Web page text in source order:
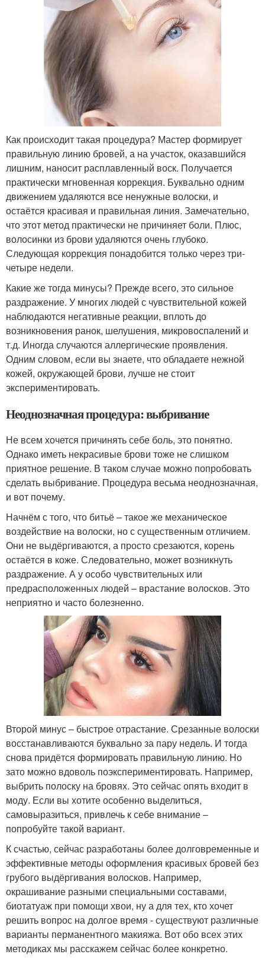
Как происходит такая процедура? Мастер формирует
правильную линию бровей, а на участок, оказавшийся
лишним, наносит расплавленный воск. Получается
практически мгновенная коррекция. Буквально одним
движением удаляются все ненужные волоски, и
остаётся красивая и правильная линия. Замечательно,
что этот метод практически не причиняет боли. Плюс,
волосинки из брови удаляются очень глубоко.
Следующая коррекция понадобится только через три-
четыре недели.
Какие же тогда минусы? Прежде всего, это сильное
раздражение. У многих людей с чувствительной кожей
наблюдаются негативные реакции, вплоть до
возникновения ранок, шелушения, микровоспалений и
т.д. Иногда случаются аллергические проявления.
Одним словом, если вы знаете, что обладаете нежной
кожей, окружающей брови, лучше не стоит
экспериментировать.
Неоднозначная процедура: выбривание
Не всем хочется причинять себе боль, это понятно.
Однако иметь некрасивые брови тоже не слишком
приятное решение. В таком случае можно попробовать
сделать выбривание. Процедура весьма неоднозначная,
и вот почему.
Начнём с того, что битьё – такое же механическое
воздействие на волоски, но с существенным отличием.
Они не выдёргиваются, а просто срезаются, корень
остаётся в коже. Следовательно, может возникнуть
раздражение. А у особо чувствительных или
предрасположенных людей – врастание волосков. Это
неприятно и часто болезненно.
Второй минус – быстрое отрастание. Срезанные волоски
восстанавливаются буквально за пару недель. И тогда
снова придётся формировать правильную линию. Но
зато можно вдоволь поэкспериментировать. Например,
выбрить полоску на бровях. Это сейчас опять входит в
моду. Если вы хотите особенно выделиться,
самовыразиться, привлечь к себе внимание –
попробуйте такой вариант.
К счастью, сейчас разработаны более долговременные и
эффективные методы оформления красивых бровей без
грубого выдёргивания волосков. Например,
окрашивание разными специальными составами,
биотатуаж при помощи хвои, ну а для тех, кто хочет
решить вопрос на долгое время - существуют различные
варианты перманентного макияжа. Вот обо всех этих
методиках мы расскажем сейчас более конкретно.